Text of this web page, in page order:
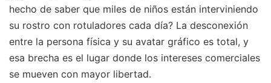
hecho de saber que miles de niños están interviniendo
su rostro con rotuladores cada día? La desconexión
entre la persona física y su avatar gráfico es total, y
esa brecha es el lugar donde los intereses comerciales
se mueven con mayor libertad.